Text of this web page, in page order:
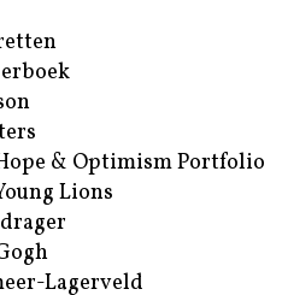
& Optimism Portfolio
Lions
Lagerveld